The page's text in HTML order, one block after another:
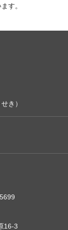
す。
き）
16-3